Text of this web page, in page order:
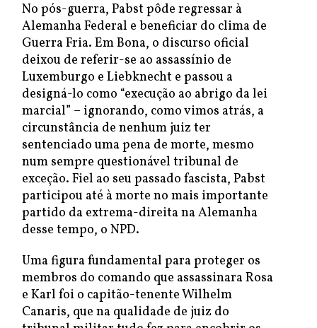
No pós-guerra, Pabst pôde regressar à
Alemanha Federal e beneficiar do clima de
Guerra Fria. Em Bona, o discurso oficial
deixou de referir-se ao assassínio de
Luxemburgo e Liebknecht e passou a
designá-lo como “execução ao abrigo da lei
marcial” – ignorando, como vimos atrás, a
circunstância de nenhum juiz ter
sentenciado uma pena de morte, mesmo
num sempre questionável tribunal de
exceção. Fiel ao seu passado fascista, Pabst
participou até à morte no mais importante
partido da extrema-direita na Alemanha
desse tempo, o NPD.
Uma figura fundamental para proteger os
membros do comando que assassinara Rosa
e Karl foi o capitão-tenente Wilhelm
Canaris, que na qualidade de juiz do